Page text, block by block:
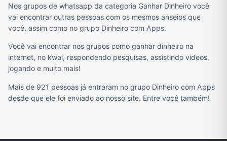
Nos grupos de whatsapp da categoria Ganhar Dinheiro você
vai encontrar outras pessoas com os mesmos anseios que
você, assim como no grupo Dinheiro com Apps.
Você vai encontrar nos grupos como ganhar dinheiro na
internet, no kwai, respondendo pesquisas, assistindo videos,
jogando e muito mais!
Mais de 921 pessoas já entraram no grupo Dinheiro com Apps
desde que ele foi enviado ao nosso site. Entre você também!